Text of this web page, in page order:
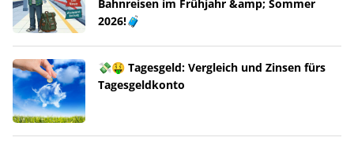
Bahnreisen im Frühjahr &amp; Sommer
2026!🧳
💸🤑 Tagesgeld: Vergleich und Zinsen fürs
Tagesgeldkonto